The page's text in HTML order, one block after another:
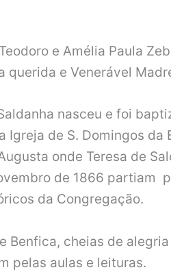
e Amélia Paula
e Venerável
nasceu e foi
de S. Domingos da
onde Teresa de
de 1866 partiam
da Congregação.
Benfica, cheias de
pelas aulas e leituras.